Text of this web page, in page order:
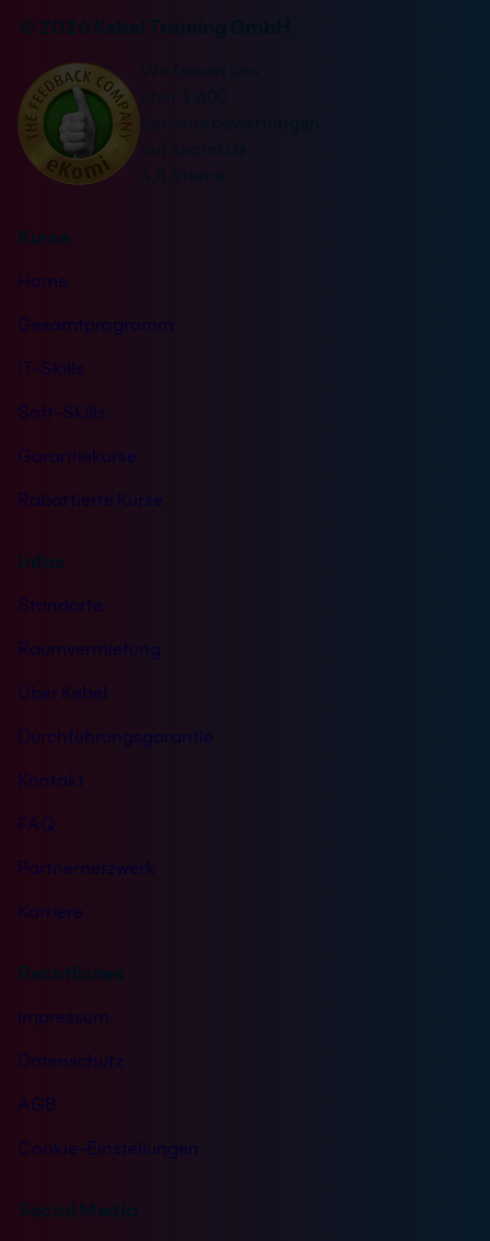
e
t
ä
n
i
*
n
i
e
© 2026 Kebel Training GmbH
Wir freuen uns
über 1.600
Seminarbewertungen
auf ekomi.de
4,8 Sterne
Kurse
Home
Gesamtprogramm
IT-Skills
Soft-Skills
Garantiekurse
Rabattierte Kurse
Infos
Standorte
Raumvermietung
Über Kebel
Durchführungsgarantie
Kontakt
FAQ
Partnernetzwerk
Karriere
Rechtliches
Impressum
Datenschutz
AGB
Cookie-Einstellungen
Social Media